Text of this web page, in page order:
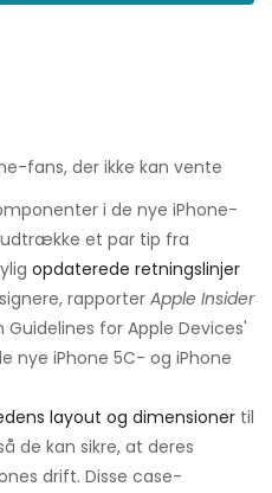
fans, der ikke kan vente
i de nye iPhone-
et par tip fra
opdaterede retningslinjer
rapporter Apple Insider
for Apple Devices'
nye iPhone 5C- og iPhone
layout og dimensioner til
de kan sikre, at deres
drift. Disse case-